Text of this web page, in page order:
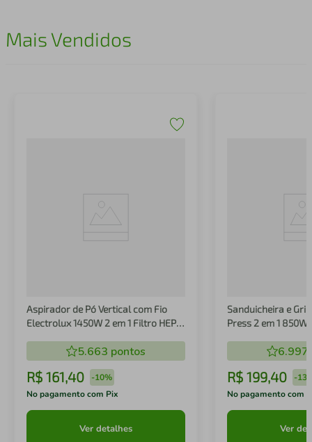
Mais Vendidos
Aspirador de Pó Vertical com Fio
Electrolux 1450W 2 em 1 Filtro HEPA
5.663 pontos
R$ 161,40 -10%
No pagamento com Pix
Ver detalhes
Sanduicheira e
Press 2 em 1 850W
6.997
R$ 199,40 -
No pagamento com
Ver